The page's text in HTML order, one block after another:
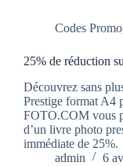
Codes Promo
25% de réduction
Découvrez sans
Prestige format A4
FOTO.COM vous
d’un livre photo
immédiate de 25%.
admin
6